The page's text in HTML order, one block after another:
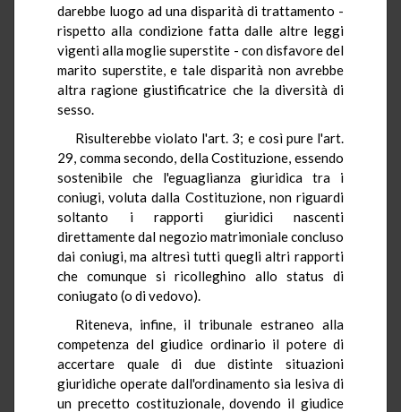
darebbe luogo ad una disparità di trattamento -
rispetto alla condizione fatta dalle altre leggi
vigenti alla moglie superstite - con disfavore del
marito superstite, e tale disparità non avrebbe
altra ragione giustificatrice che la diversità di
sesso.
Risulterebbe violato l'art. 3; e così pure l'art.
29, comma secondo, della Costituzione, essendo
sostenibile che l'eguaglianza giuridica tra i
coniugi, voluta dalla Costituzione, non riguardi
soltanto i rapporti giuridici nascenti
direttamente dal negozio matrimoniale concluso
dai coniugi, ma altresì tutti quegli altri rapporti
che comunque si ricolleghino allo status di
coniugato (o di vedovo).
Riteneva, infine, il tribunale estraneo alla
competenza del giudice ordinario il potere di
accertare quale di due distinte situazioni
giuridiche operate dall'ordinamento sia lesiva di
un precetto costituzionale, dovendo il giudice